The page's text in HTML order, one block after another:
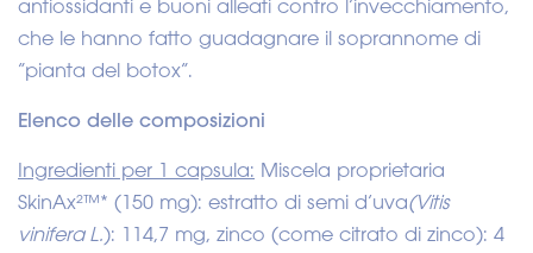
antiossidanti e buoni alleati contro l’invecchiamento,
che le hanno fatto guadagnare il soprannome di
“pianta del botox”.
Elenco delle composizioni
Ingredienti per 1 capsula: Miscela proprietaria
SkinAx²™* (150 mg): estratto di semi d’uva(Vitis
vinifera L.): 114,7 mg, zinco (come citrato di zinco): 4